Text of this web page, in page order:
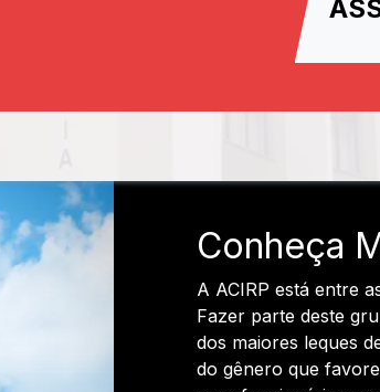
Conheça
A ACIRP está entre
Fazer parte deste
dos maiores leques
do gênero que